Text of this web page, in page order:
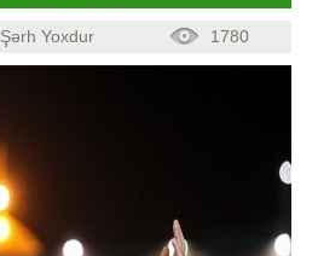
Şərh Yoxdur 1780